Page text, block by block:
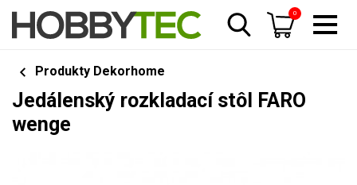
0
Produkty Dekorhome
Jedálenský rozkladací stôl FARO
wenge